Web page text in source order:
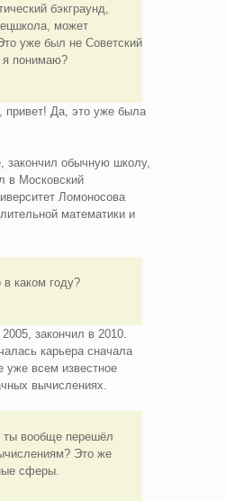
бэкграунд,
может
уже был не Советский
я понимаю?
привет! Да, это уже была
закончил обычную школу,
в Московский
Ломоносова
математики и
в каком году?
закончил в 2010.
карьера сначала
уже всем известное
вычислениях.
ты вообще перешёл
Это же
сферы.